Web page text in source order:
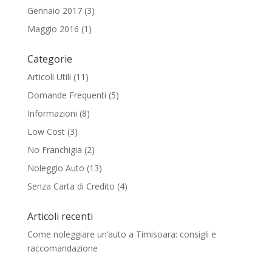
Gennaio 2017(3)
Maggio 2016 (1)
Categorie
Articoli Utili (11)
Domande Frequenti (5)
Informazioni (8)
Low Cost(3)
No Franchigia (2)
Noleggio Auto (13)
Senza Carta di Credito (4)
Articoli recenti
Come noleggiare un’auto a Timisoara: consigli e
raccomandazione